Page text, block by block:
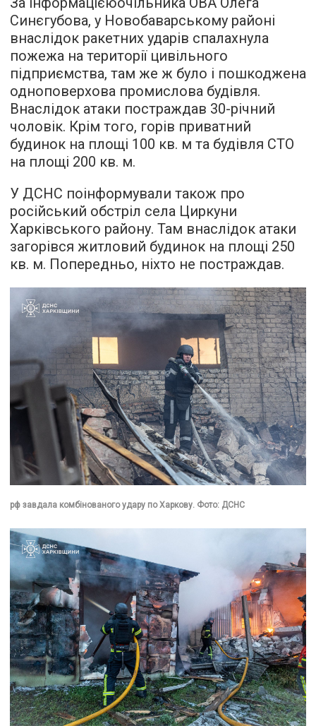
Синєгубова, у Новобаварському районі
внаслідок ракетних ударів спалахнула
пожежа на території цивільного
підприємства, там же ж було і пошкоджена
одноповерхова промислова будівля.
Внаслідок атаки постраждав 30-річний
чоловік. Крім того, горів приватний
будинок на площі 100 кв. м та будівля СТО
на площі 200 кв. м.
У ДСНС поінформували також про
російський обстріл села Циркуни
Харківського району. Там внаслідок атаки
загорівся житловий будинок на площі 250
кв. м. Попередньо, ніхто не постраждав.
рф завдала комбінованого удару по Харкову. Фото: ДСНС